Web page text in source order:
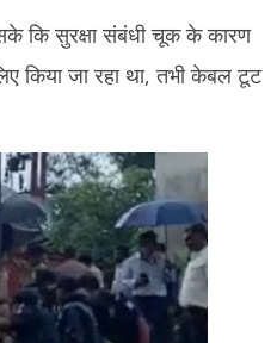
कि सुरक्षा संबंधी चूक के कारण
किया जा रहा था, तभी केबल टूट